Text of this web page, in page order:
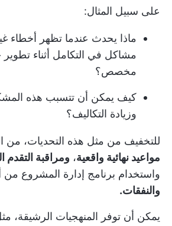
على سبيل المثال:
ماذا يحدث عندما تظهر أخطاء
مشاكل في التكامل أثناء
مخصص؟
كيف يمكن أن تتسبب هذه
وزيادة التكاليف؟
للتخفيف من مثل هذه التحديات،
مواعيد نهائية واقعية، ومراقبة التقدم
واستخدام برنامج إدارة المشروع
والنفقات.